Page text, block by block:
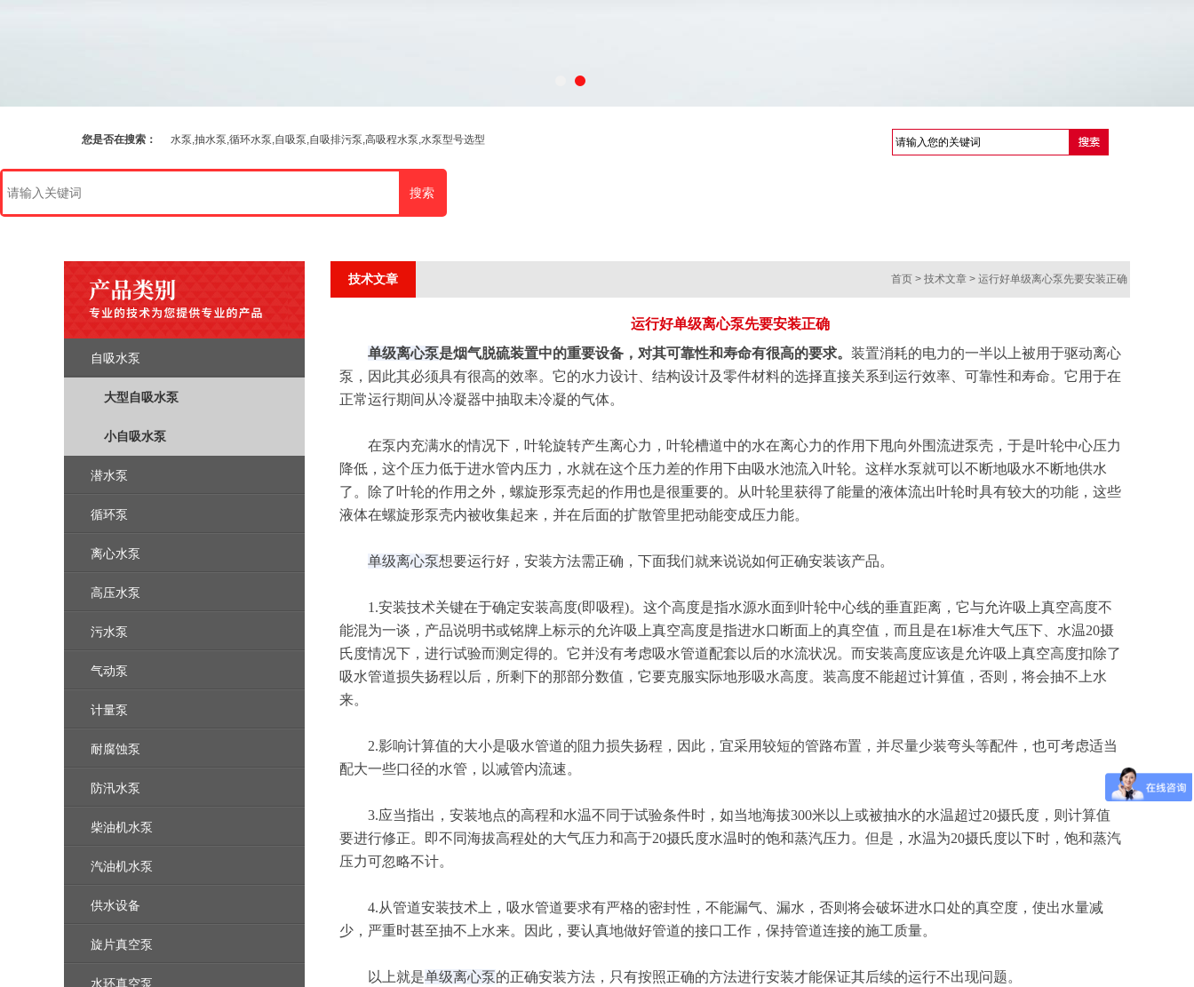
您是否在搜索： 水泵,抽水泵,循环水泵,自吸泵,自吸排污泵,高吸程水泵,水泵型号选型
自吸水泵
大型自吸水泵
小自吸水泵
潜水泵
循环泵
离心水泵
高压水泵
污水泵
气动泵
计量泵
耐腐蚀泵
防汛水泵
柴油机水泵
汽油机水泵
供水设备
旋片真空泵
水环真空泵
技术文章 首页 > 技术文章 > 运行好单级离心泵先要安装正确
运行好单级离心泵先要安装正确
单级离心泵是烟气脱硫装置中的重要设备，对其可靠性和寿命有很高的要求。 装置消耗的电力的一半以上被用于驱动离心
泵，因此其必须具有很高的效率。它的水力设计、结构设计及零件材料的选择直接关系到运行效率、可靠性和寿命。它用于在
正常运行期间从冷凝器中抽取未冷凝的气体。
在泵内充满水的情况下，叶轮旋转产生离心力，叶轮槽道中的水在离心力的作用下甩向外围流进泵壳，于是叶轮中心压力
降低，这个压力低于进水管内压力，水就在这个压力差的作用下由吸水池流入叶轮。这样水泵就可以不断地吸水不断地供水
了。除了叶轮的作用之外，螺旋形泵壳起的作用也是很重要的。从叶轮里获得了能量的液体流出叶轮时具有较大的功能，这些
液体在螺旋形泵壳内被收集起来，并在后面的扩散管里把动能变成压力能。
单级离心泵想要运行好，安装方法需正确，下面我们就来说说如何正确安装该产品。
1.安装技术关键在于确定安装高度(即吸程)。这个高度是指水源水面到叶轮中心线的垂直距离，它与允许吸上真空高度不
能混为一谈，产品说明书或铭牌上标示的允许吸上真空高度是指进水口断面上的真空值，而且是在1标准大气压下、水温20摄
氏度情况下，进行试验而测定得的。它并没有考虑吸水管道配套以后的水流状况。而安装高度应该是允许吸上真空高度扣除了
吸水管道损失扬程以后，所剩下的那部分数值，它要克服实际地形吸水高度。装高度不能超过计算值，否则，将会抽不上水
来。
2.影响计算值的大小是吸水管道的阻力损失扬程，因此，宜采用较短的管路布置，并尽量少装弯头等配件，也可考虑适当
配大一些口径的水管，以减管内流速。
3.应当指出，安装地点的高程和水温不同于试验条件时，如当地海拔300米以上或被抽水的水温超过20摄氏度，则计算值
要进行修正。即不同海拔高程处的大气压力和高于20摄氏度水温时的饱和蒸汽压力。但是，水温为20摄氏度以下时，饱和蒸汽
压力可忽略不计。
4.从管道安装技术上，吸水管道要求有严格的密封性，不能漏气、漏水，否则将会破坏进水口处的真空度，使出水量减
少，严重时甚至抽不上水来。因此，要认真地做好管道的接口工作，保持管道连接的施工质量。
以上就是单级离心泵的正确安装方法，只有按照正确的方法进行安装才能保证其后续的运行不出现问题。